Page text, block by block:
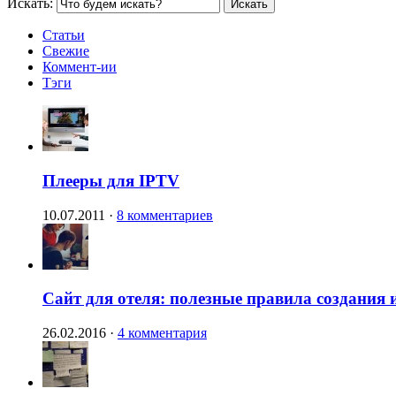
Искать:
Статьи
Свежие
Коммент-ии
Тэги
Плееры для IPTV
10.07.2011 · 8 комментариев
Сайт для отеля: полезные правила создания
26.02.2016 · 4 комментария